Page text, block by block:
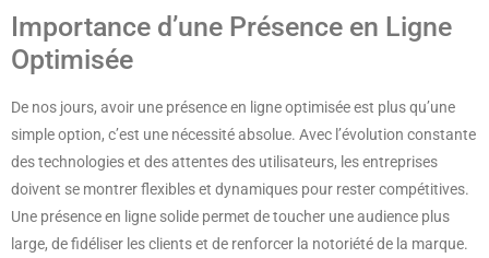
Importance d’une Présence en Ligne
Optimisée
De nos jours, avoir une présence en ligne optimisée est plus qu’une
simple option, c’est une nécessité absolue. Avec l’évolution constante
des technologies et des attentes des utilisateurs, les entreprises
doivent se montrer flexibles et dynamiques pour rester compétitives.
Une présence en ligne solide permet de toucher une audience plus
large, de fidéliser les clients et de renforcer la notoriété de la marque.